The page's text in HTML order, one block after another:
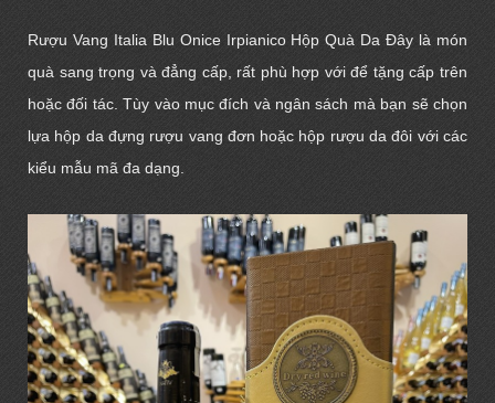
Rượu Vang Italia Blu Onice Irpianico Hộp Quà Da Đây là món
quà sang trọng và đẳng cấp, rất phù hợp với để tặng cấp trên
hoặc đối tác. Tùy vào mục đích và ngân sách mà bạn sẽ chọn
lựa hộp da đựng rượu vang đơn hoặc hộp rượu da đôi với các
kiểu mẫu mã đa dạng.